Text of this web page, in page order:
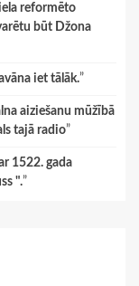
reformēto
būt Džona
iet tālāk.”
aiziešanu mūžībā
tajā radio”
1522. gada
".”